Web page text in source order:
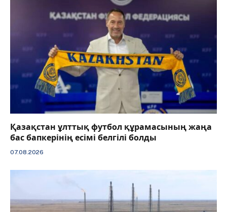
Қазақстан ұлттық футбол құрамасының жаңа
бас бапкерінің есімі белгілі болды
07.08.2026